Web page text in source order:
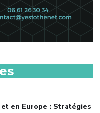
en Europe : Stratégies